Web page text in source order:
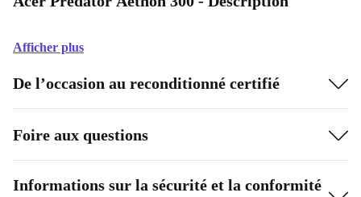
Afficher plus
De l’occasion au reconditionné certifié
Foire aux questions
Informations sur la sécurité et la conformité